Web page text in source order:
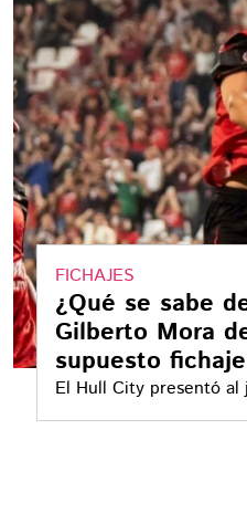
FICHAJES
¿Qué se sabe
Gilberto Mora
supuesto
El Hull City presentó al
Morita, pero la